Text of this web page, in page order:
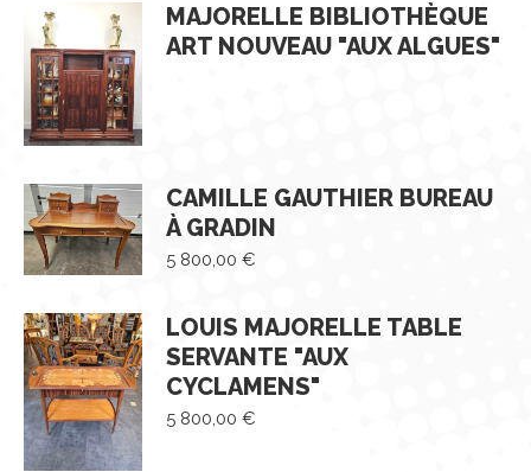
MAJORELLE BIBLIOTHÈQUE
ART NOUVEAU "AUX ALGUES"
CAMILLE GAUTHIER BUREAU
À GRADIN
5 800,00 €
LOUIS MAJORELLE TABLE
SERVANTE "AUX
CYCLAMENS"
5 800,00 €